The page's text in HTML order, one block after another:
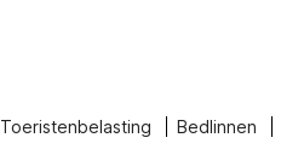
Toeristenbelasting Bedlinnen